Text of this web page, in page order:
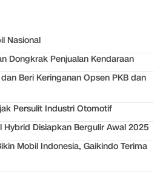
Nasional
Dongkrak Penjualan Kendaraan
Beri Keringanan Opsen PKB dan
Persulit Industri Otomotif
Hybrid Disiapkan Bergulir Awal 2025
Mobil Indonesia, Gaikindo Terima